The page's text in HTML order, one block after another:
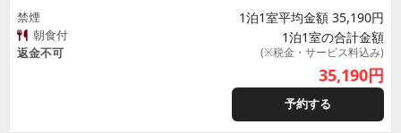
禁煙
朝食付
返金不可
1泊1室平均金額 35,190円
1泊1室の合計金額
(※税金・サービス料込み)
35,190円
予約する